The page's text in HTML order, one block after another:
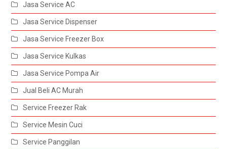
Jasa Service AC
Jasa Service Dispenser
Jasa Service Freezer Box
Jasa Service Kulkas
Jasa Service Pompa Air
Jual Beli AC Murah
Service Freezer Rak
Service Mesin Cuci
Service Panggilan